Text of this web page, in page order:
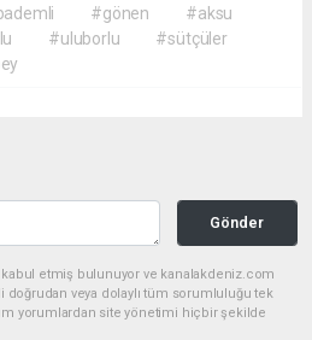
#gönen
#aksu
#uluborlu
#sütçüler
Gönder
kabul etmiş bulunuyor ve kanalakdeniz.com
doğrudan veya dolaylı tüm sorumluluğu tek
yorumlardan site yönetimi hiçbir şekilde